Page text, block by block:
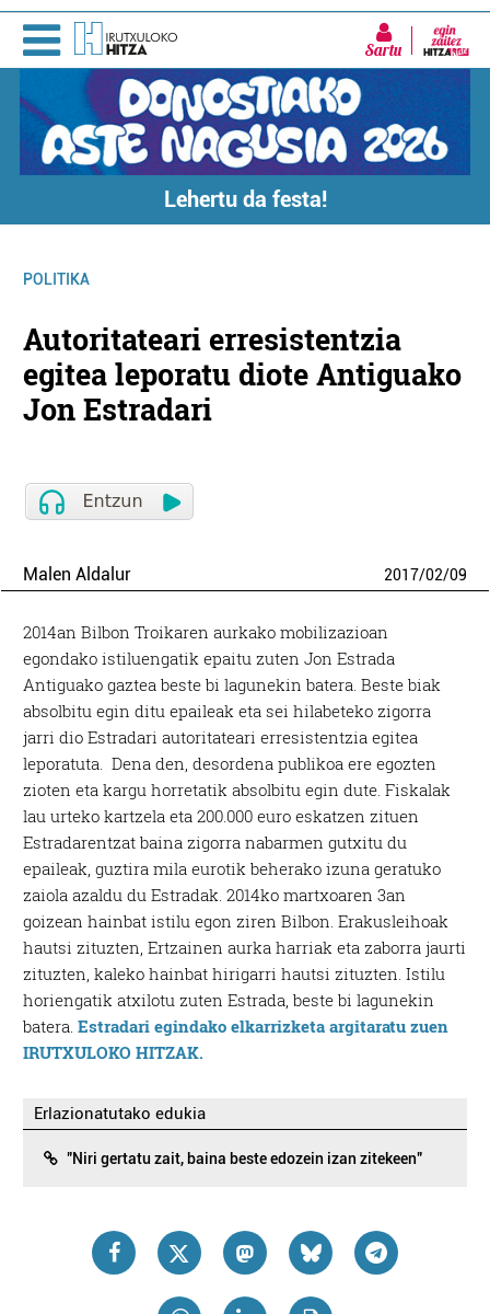
Sartu
Lehertu da festa!
POLITIKA
Autoritateari erresistentzia
egitea leporatu diote Antiguako
Jon Estradari
Malen Aldalur 2017/02/09
2014an Bilbon Troikaren aurkako mobilizazioan
egondako istiluengatik epaitu zuten Jon Estrada
Antiguako gaztea beste bi lagunekin batera. Beste biak
absolbitu egin ditu epaileak eta sei hilabeteko zigorra
jarri dio Estradari autoritateari erresistentzia egitea
leporatuta. Dena den, desordena publikoa ere egozten
zioten eta kargu horretatik absolbitu egin dute. Fiskalak
lau urteko kartzela eta 200.000 euro eskatzen zituen
Estradarentzat baina zigorra nabarmen gutxitu du
epaileak, guztira mila eurotik beherako izuna geratuko
zaiola azaldu du Estradak. 2014ko martxoaren 3an
goizean hainbat istilu egon ziren Bilbon. Erakusleihoak
hautsi zituzten, Ertzainen aurka harriak eta zaborra jaurti
zituzten, kaleko hainbat hirigarri hautsi zituzten. Istilu
horiengatik atxilotu zuten Estrada, beste bi lagunekin
batera.Estradari egindako elkarrizketa argitaratu zuen
IRUTXULOKO HITZAK.
Erlazionatutako edukia
"Niri gertatu zait, baina beste edozein izan zitekeen"